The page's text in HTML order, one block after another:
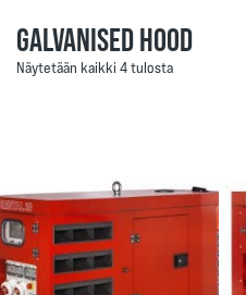
GALVANISED HOOD
Näytetään kaikki 4 tulosta